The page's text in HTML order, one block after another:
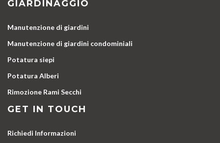
GIARDINAGGIO
Manutenzione di giardini
Manutenzione di giardini condominiali
Potatura siepi
Potatura Alberi
Rimozione Rami Secchi
GET IN TOUCH
Richiedi Informazioni